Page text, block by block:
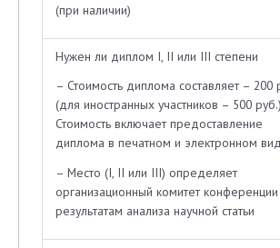
(при наличии)
Нужен ли диплом I, II или III степени
– Стоимость диплома составляет – 200
(для иностранных участников – 500
Стоимость включает предоставление
диплома в печатном и электронном
– Место (I, II или III) определяет
организационный комитет
результатам анализа научной статьи